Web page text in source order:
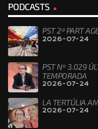
PODCASTS
PST 2ª PART
2026-07-24
PST Nº 3.029
TEMPORADA
2026-07-24
LA TERTÚLIA
2026-07-24